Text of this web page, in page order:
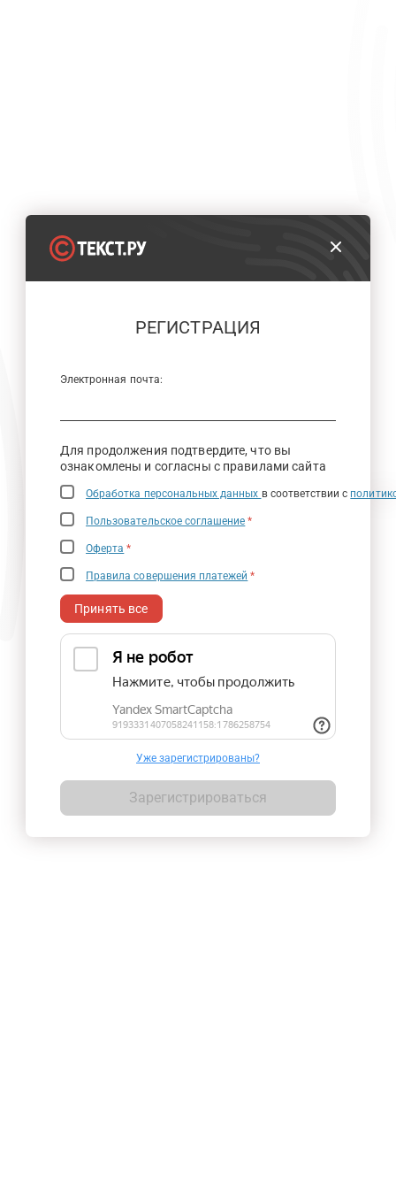
РЕГИСТРАЦИЯ
Электронная почта:
Для продолжения подтвердите, что вы
ознакомлены и согласны с правилами сайта
Обработка персональных данных в соответствии с
Пользовательское соглашение *
Оферта *
Правила совершения платежей *
Принять все
Уже зарегистрированы?
Зарегистрироваться